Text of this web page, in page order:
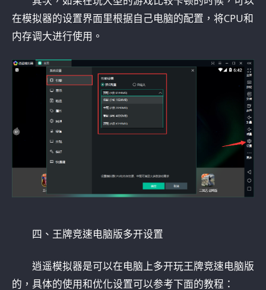
在模拟器的设置界面里根据自己电脑的配置，将CPU和
内存调大进行使用。
四、王牌竞速电脑版多开设置
逍遥模拟器是可以在电脑上多开玩王牌竞速电脑版
的，具体的使用和优化设置可以参考下面的教程：